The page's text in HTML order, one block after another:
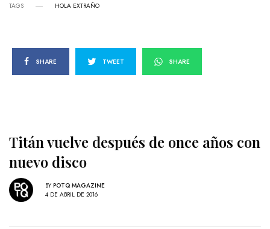
TAGS HOLA EXTRAÑO
SHARE TWEET SHARE
Titán vuelve después de once años con
nuevo disco
BY POTQ MAGAZINE
4 DE ABRIL DE 2016